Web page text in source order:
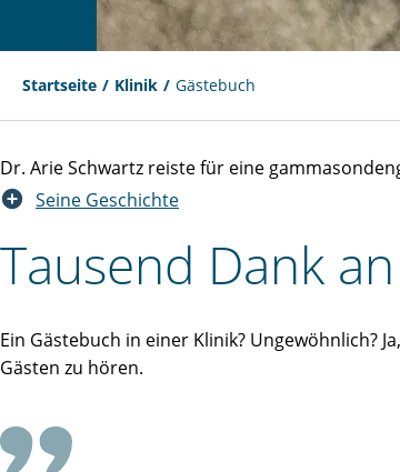
Startseite Klinik Gästebuch
Dr. Arie Schwartz reiste für eine
Seine Geschichte
Tausend Dank
Ein Gästebuch in einer Klinik? Ungewöhnlich?
Gästen zu hören.